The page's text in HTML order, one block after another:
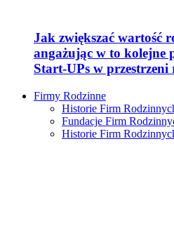
Jak zwiększać wartość
angażując w to kolejne
Start-UPs w
Firmy Rodzinne
Historie Firm
Fundacje Firm
Historie Firm